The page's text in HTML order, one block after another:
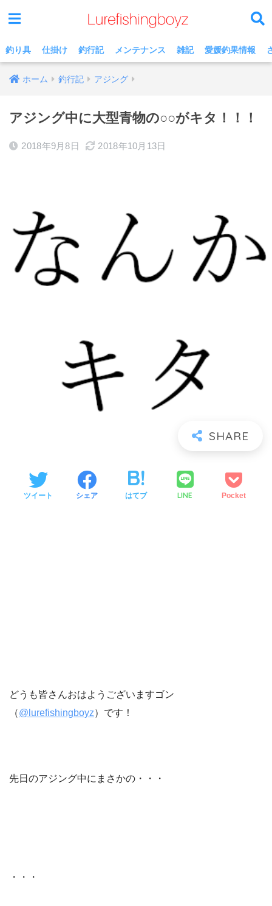
釣り具 仕掛け 釣行記 メンテナンス 雑記 愛媛釣果情報
ホーム 釣行記 アジング
アジング中に大型青物の○○がキタ！！！
2018年9月8日 2018年10月13日
ツイート シェア はてブ LINE Pocket
どうも皆さんおはようございますゴン
（@lurefishingboyz）です！
先日のアジング中にまさかの・・・
・・・